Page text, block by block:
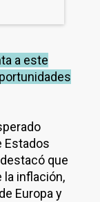
a este
Estados
que
la inflación,
Europa y